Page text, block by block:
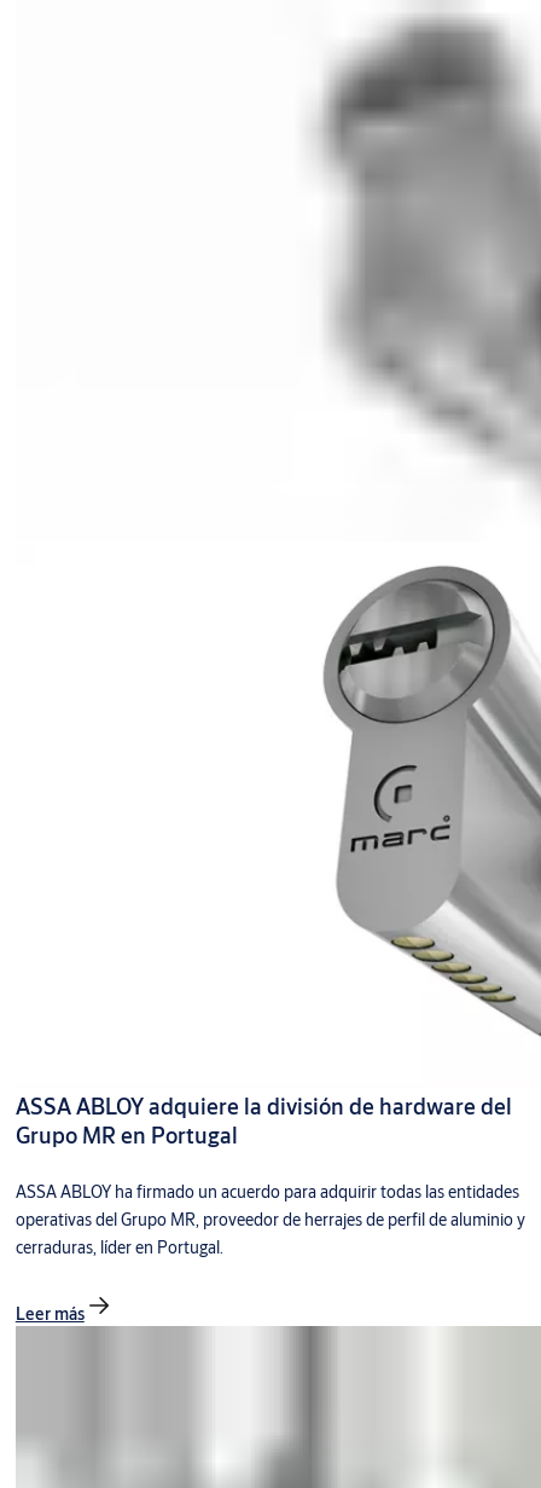
ASSA ABLOY adquiere la división de hardware del
Grupo MR en Portugal
ASSA ABLOY ha firmado un acuerdo para adquirir todas las entidades
operativas del Grupo MR, proveedor de herrajes de perfil de aluminio y
cerraduras, líder en Portugal.
Leer más